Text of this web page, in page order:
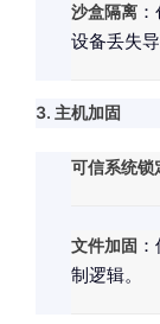
沙盒隔离
设备丢失导
3. 主机加固
可信系统锁
文件加固
制逻辑。